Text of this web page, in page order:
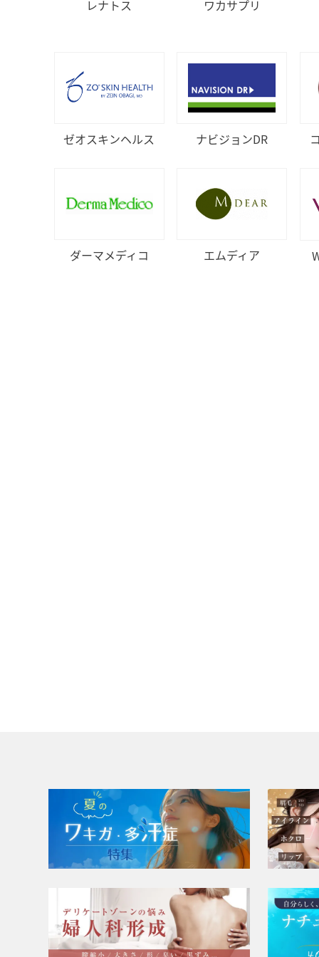
レナトス ワカサプリ
ゼオスキンヘルス ナビジョンDR
ダーマメディコ エムディア